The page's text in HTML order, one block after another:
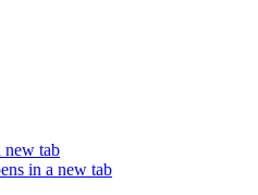
new tab
in a new tab